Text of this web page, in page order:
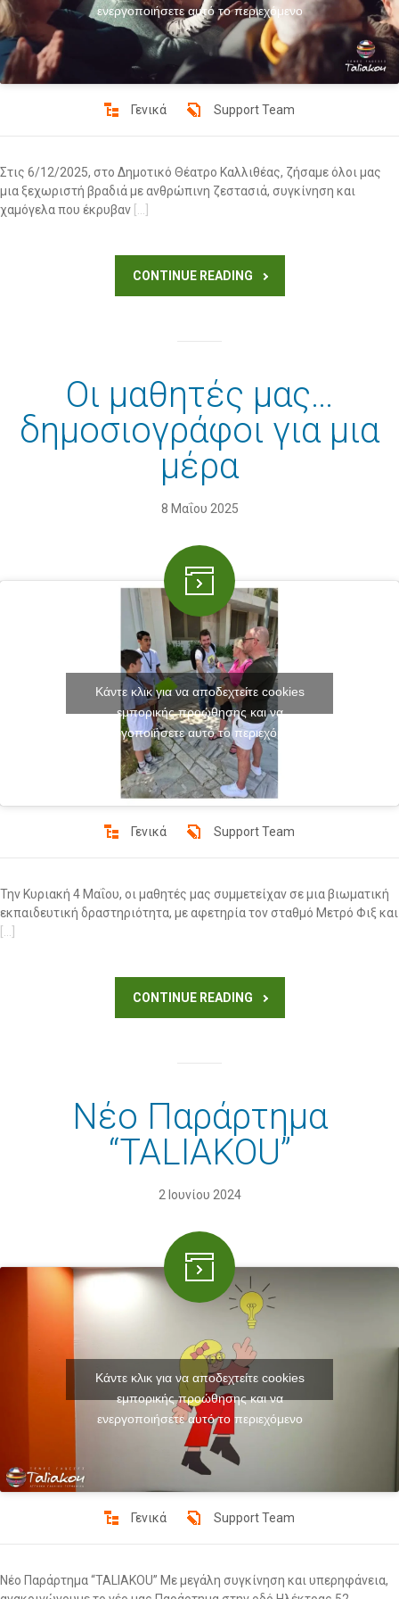
ενεργοποιήσετε αυτό το περιεχόμενο
Γενικά Support Team
Στις 6/12/2025, στο Δημοτικό Θέατρο Καλλιθέας, ζήσαμε όλοι μας
μια ξεχωριστή βραδιά με ανθρώπινη ζεστασιά, συγκίνηση και
χαμόγελα που έκρυβαν […]
CONTINUE READING
Οι μαθητές μας…
δημοσιογράφοι για μια
μέρα
8 Μαΐου 2025
Κάντε κλικ για να αποδεχτείτε cookies
εμπορικής προώθησης και να
ενεργοποιήσετε αυτό το περιεχόμενο
Γενικά Support Team
Την Κυριακή 4 Μαΐου, οι μαθητές μας συμμετείχαν σε μια βιωματική
εκπαιδευτική δραστηριότητα, με αφετηρία τον σταθμό Μετρό Φιξ και
[…]
CONTINUE READING
Νέο Παράρτημα
“TALIAKOU”
2 Ιουνίου 2024
Κάντε κλικ για να αποδεχτείτε cookies
εμπορικής προώθησης και να
ενεργοποιήσετε αυτό το περιεχόμενο
Γενικά Support Team
Νέο Παράρτημα “TALIAKOU” Με μεγάλη συγκίνηση και υπερηφάνεια,